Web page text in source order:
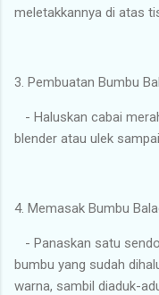
meletakkannya di atas
3. Pembuatan Bumbu
- Haluskan cabai
blender atau ulek
4. Memasak Bumbu
- Panaskan satu
bumbu yang sudah
warna, sambil diaduk-